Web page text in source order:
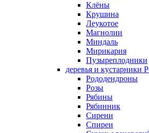
Клёны
Крушина
Леукотое
Магнолии
Миндаль
Мирикария
Пузыреплодники
деревья и кустарники
Рододендроны
Розы
Рябины
Рябинник
Сирени
Спиреи